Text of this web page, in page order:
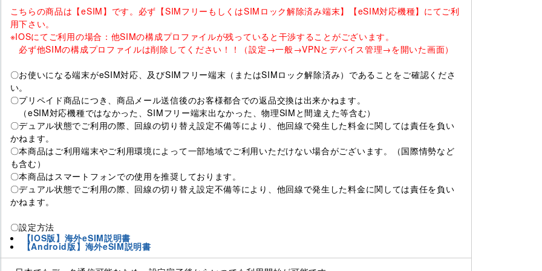
こちらの商品は【eSIM】です。必ず【SIMフリーもしくはSIMロック解除済み端末】【eSIM対応機種】にてご利
用下さい。
※IOSにてご利用の場合：他SIMの構成プロファイルが残っていると干渉することがございます。
必ず他SIMの構成プロファイルは削除してください！！（設定→一般→VPNとデバイス管理→を開いた画面）
〇お使いになる端末がeSIM対応、及びSIMフリー端末（またはSIMロック解除済み）であることをご確認くださ
い。
〇プリペイド商品につき、商品メール送信後のお客様都合での返品交換は出来かねます。
（eSIM対応機種ではなかった、SIMフリー端末出なかった、物理SIMと間違えた等含む）
〇デュアル状態でご利用の際、回線の切り替え設定不備等により、他回線で発生した料金に関しては責任を負い
かねます。
〇本商品はご利用端末やご利用環境によって一部地域でご利用いただけない場合がございます。（国際情勢など
も含む）
〇本商品はスマートフォンでの使用を推奨しております。
〇デュアル状態でご利用の際、回線の切り替え設定不備等により、他回線で発生した料金に関しては責任を負い
かねます。
〇設定方法
【IOS版】海外eSIM説明書
【Android版】海外eSIM説明書